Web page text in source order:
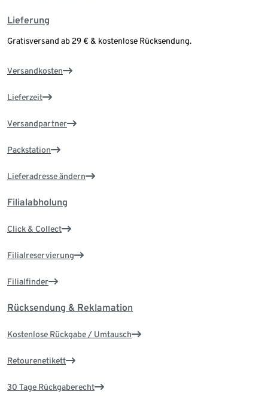
Lieferung
Gratisversand ab 29 € & kostenlose Rücksendung.
Versandkosten
Lieferzeit
Versandpartner
Packstation
Lieferadresse ändern
Filialabholung
Click & Collect
Filialreservierung
Filialfinder
Rücksendung & Reklamation
Kostenlose Rückgabe / Umtausch
Retourenetikett
30 Tage Rückgaberecht